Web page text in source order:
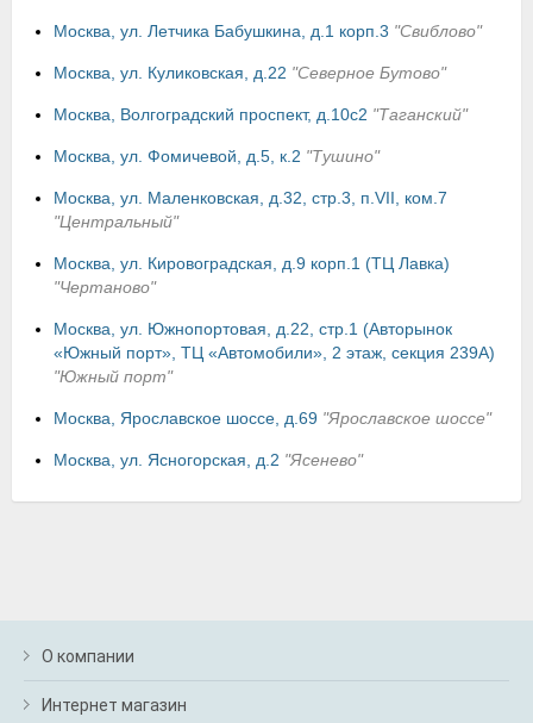
Москва, ул. Летчика Бабушкина, д.1 корп.3 "Свиблово"
Москва, ул. Куликовская, д.22 "Северное Бутово"
Москва, Волгоградский проспект, д.10с2 "Таганский"
Москва, ул. Фомичевой, д.5, к.2 "Тушино"
Москва, ул. Маленковская, д.32, стр.3, п.VII, ком.7
"Центральный"
Москва, ул. Кировоградская, д.9 корп.1 (ТЦ Лавка)
"Чертаново"
Москва, ул. Южнопортовая, д.22, стр.1 (Авторынок
«Южный порт», ТЦ «Автомобили», 2 этаж, секция 239А)
"Южный порт"
Москва, Ярославское шоссе, д.69 "Ярославское шоссе"
Москва, ул. Ясногорская, д.2 "Ясенево"
О компании
Интернет магазин